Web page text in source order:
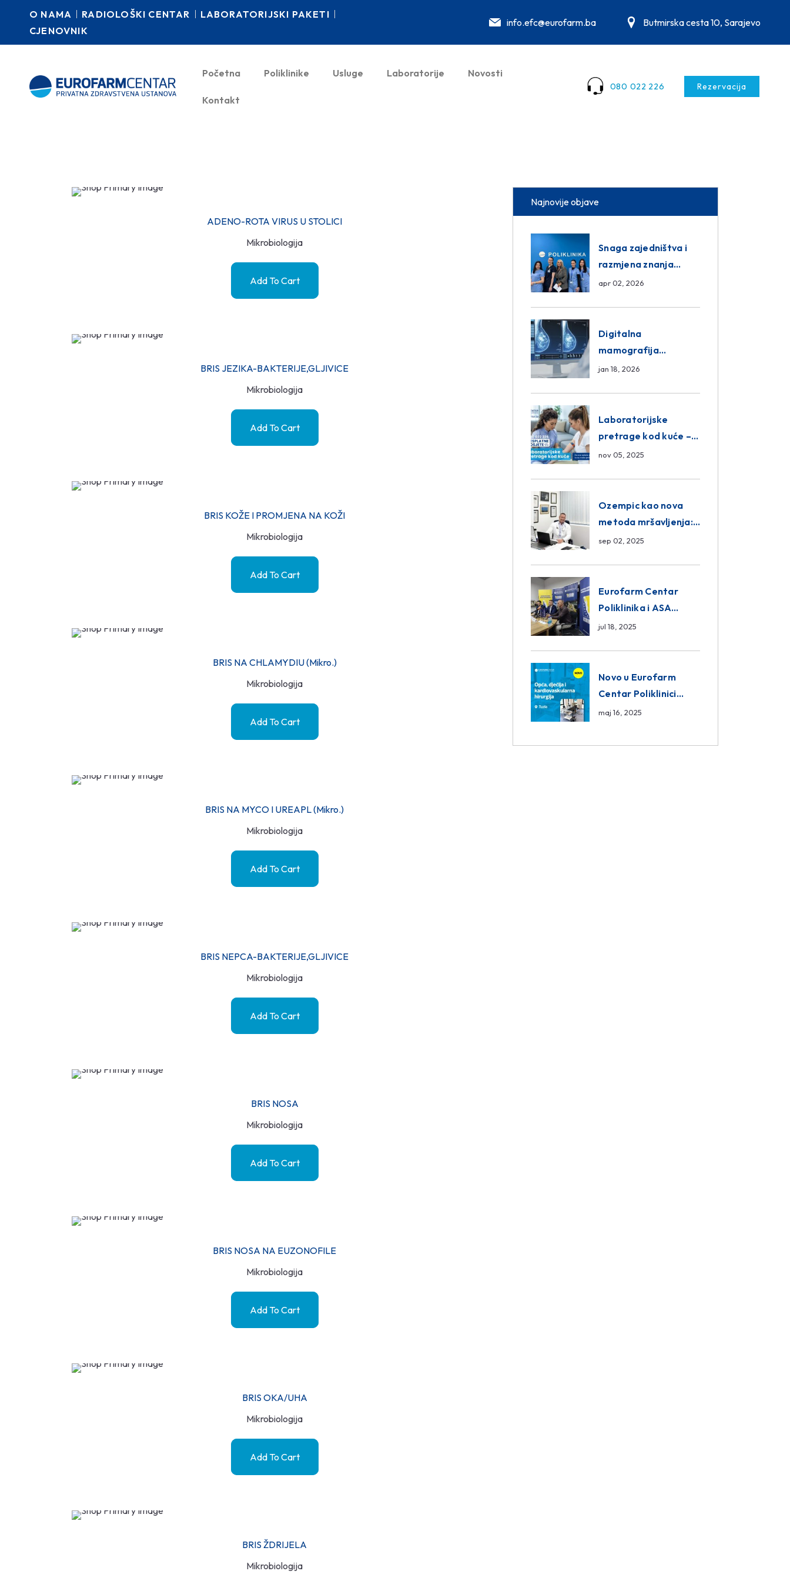
O NAMA RADIOLOŠKI CENTAR
LABORATORIJSKI PAKETI
CJENOVNIK
info.efc@eurofarm.ba Butmirska cesta 10, Sarajevo
Početna Poliklinike Usluge Laboratorije Novosti
Kontakt
080 022 226 Rezervacija
ADENO-ROTA VIRUS U STOLICI
Mikrobiologija
Add To Cart
BRIS JEZIKA-BAKTERIJE,GLJIVICE
Mikrobiologija
Add To Cart
BRIS KOŽE I PROMJENA NA KOŽI
Mikrobiologija
Add To Cart
BRIS NA CHLAMYDIU (mikro.)
Mikrobiologija
Add To Cart
BRIS NA MYCO I UREAPL (mikro.)
Mikrobiologija
Add To Cart
BRIS NEPCA-BAKTERIJE,GLJIVICE
Mikrobiologija
Add To Cart
BRIS NOSA
Mikrobiologija
Add To Cart
BRIS NOSA NA EUZONOFILE
Mikrobiologija
Add To Cart
BRIS OKA/UHA
Mikrobiologija
Add To Cart
BRIS ŽDRIJELA
Mikrobiologija
Najnovije objave
Snaga zajedništva i
razmjena znanja
unutar ASA Medical
apr 02, 2026
Digitalna
mamografija
Sarajevo – Pregled
jan 18, 2026
Laboratorijske
pretrage kod kuće –
novo u Eurofam
nov 05, 2025
Ozempic kao nova
metoda mršavljenja:
da ili ne?
sep 02, 2025
Eurofarm Centar
Poliklinika i ASA
CENTRAL osiguranje
BiH
jul 18, 2025
Novo u Eurofarm
Centar Poliklinici
Tuzla – opća, dječija i
hirurgija
maj 16, 2025